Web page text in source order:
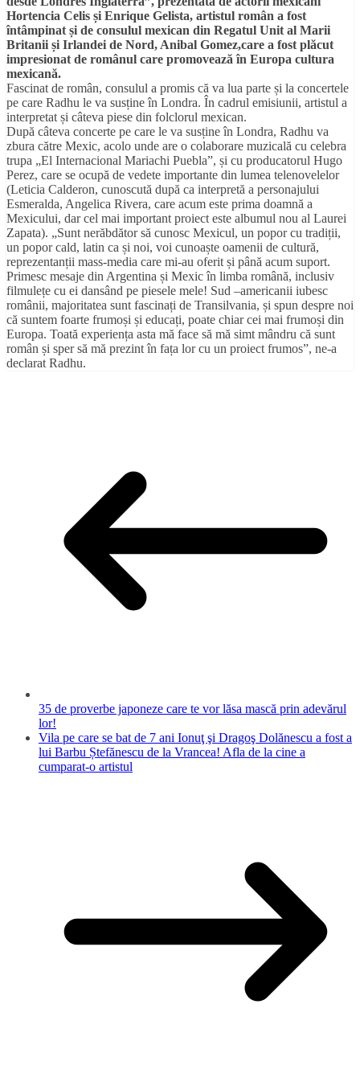
Hortencia Celis și Enrique Gelista, artistul român a fost
întâmpinat și de consulul mexican din Regatul Unit al Marii
Britanii și Irlandei de Nord, Anibal Gomez,care a fost plăcut
impresionat de românul care promovează în Europa cultura
mexicană.
Fascinat de român, consulul a promis că va lua parte și la concertele
pe care Radhu le va susține în Londra. În cadrul emisiunii, artistul a
interpretat și câteva piese din folclorul mexican.
După câteva concerte pe care le va susține în Londra, Radhu va
zbura către Mexic, acolo unde are o colaborare muzicală cu celebra
trupa „El Internacional Mariachi Puebla”, și cu producatorul Hugo
Perez, care se ocupă de vedete importante din lumea telenovelelor
(Leticia Calderon, cunoscută după ca interpretă a personajului
Esmeralda, Angelica Rivera, care acum este prima doamnă a
Mexicului, dar cel mai important proiect este albumul nou al Laurei
Zapata). „Sunt nerăbdător să cunosc Mexicul, un popor cu tradiții,
un popor cald, latin ca și noi, voi cunoaște oamenii de cultură,
reprezentanții mass-media care mi-au oferit și până acum suport.
Primesc mesaje din Argentina și Mexic în limba română, inclusiv
filmulețe cu ei dansând pe piesele mele! Sud –americanii iubesc
românii, majoritatea sunt fascinați de Transilvania, și spun despre noi
că suntem foarte frumoși și educați, poate chiar cei mai frumoși din
Europa. Toată experiența asta mă face să mă simt mândru că sunt
român și sper să mă prezint în fața lor cu un proiect frumos”, ne-a
declarat Radhu.
35 de proverbe japoneze care te vor lăsa mască prin adevărul
lor!
Vila pe care se bat de 7 ani Ionuţ şi Dragoş Dolănescu a fost a
lui Barbu Ștefănescu de la Vrancea! Afla de la cine a
cumparat-o artistul